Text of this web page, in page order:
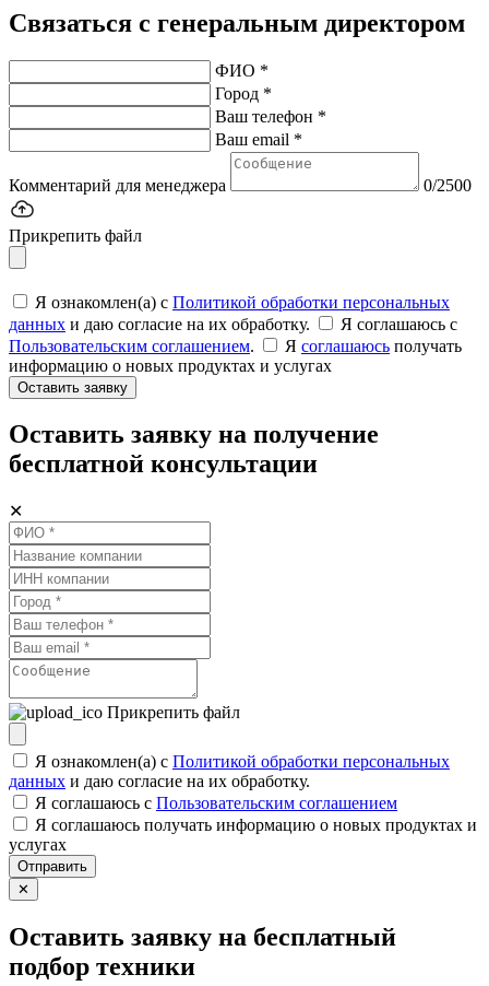
Связаться с генеральным директором
ФИО *
Город *
Ваш телефон *
Ваш email *
Комментарий для менеджера 0/2500
Прикрепить файл
Я ознакомлен(а) с Политикой обработки персональных
данных и даю согласие на их обработку.
Я соглашаюсь c
Пользовательским соглашением. Я соглашаюсь получать
информацию о новых продуктах и услугах
Оставить заявку
Оставить заявку на получение
бесплатной консультации
✕
Прикрепить файл
Я ознакомлен(а) с Политикой обработки персональных
данных и даю согласие на их обработку.
Я соглашаюсь c Пользовательским соглашением
Я соглашаюсь получать информацию о новых продуктах и
услугах
Отправить
✕
Оставить заявку на бесплатный
подбор техники